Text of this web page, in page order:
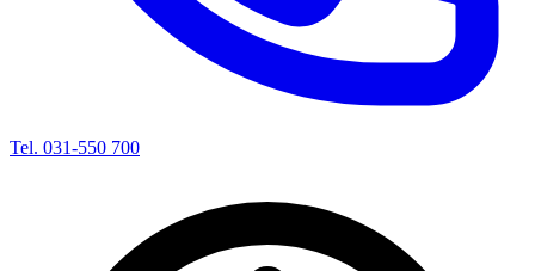
Tel. 031-550 700